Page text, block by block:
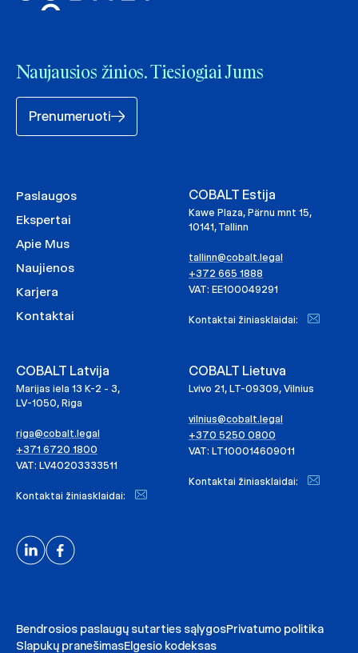
Naujausios žinios. Tiesiogiai Jums
Prenumeruoti
Paslaugos
Ekspertai
Apie Mus
Naujienos
Karjera
Kontaktai
COBALT Estija
Kawe Plaza, Pärnu mnt 15,
10141, Tallinn
tallinn@cobalt.legal
+372 665 1888
VAT: EE100049291
Kontaktai žiniasklaidai:
COBALT Latvija
Marijas iela 13 K-2 - 3,
LV-1050, Riga
riga@cobalt.legal
+371 6720 1800
VAT: LV40203333511
Kontaktai žiniasklaidai:
COBALT Lietuva
Lvivo 21, LT-09309, Vilnius
vilnius@cobalt.legal
+370 5250 0800
VAT: LT100014609011
Kontaktai žiniasklaidai:
Bendrosios paslaugų sutarties sąlygosPrivatumo politika
Slapukų pranešimasElgesio kodeksas